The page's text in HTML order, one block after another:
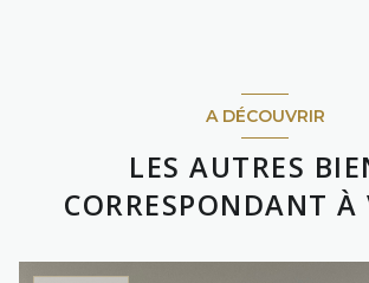
A DÉCOUVRIR
LES AUTRES
CORRESPONDANT À